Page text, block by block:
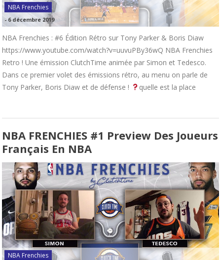
NBA Frenchies
- 6 décembre 2019
NBA Frenchies : #6 Édition Rétro sur Tony Parker & Boris Diaw
https://www.youtube.com/watch?v=uuvuPBy36wQ NBA Frenchies
Retro ! Une émission ClutchTime animée par Simon et Tedesco.
Dans ce premier volet des émissions rétro, au menu on parle de
Tony Parker, Boris Diaw et de défense !
quelle est la place
NBA FRENCHIES #1 Preview Des Joueurs
Français En NBA
NBA Frenchies